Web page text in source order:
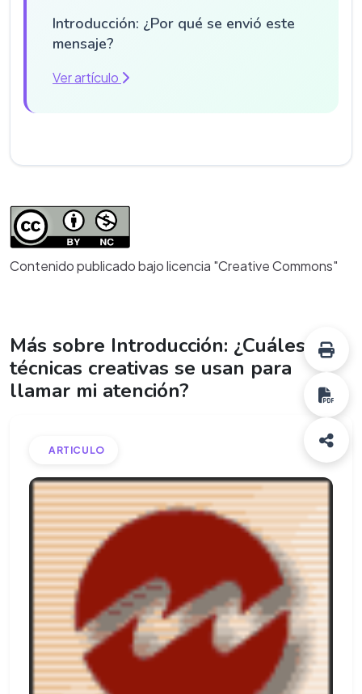
Introducción: ¿Por qué se envió este
mensaje?
Ver artículo
Contenido publicado bajo licencia "Creative Commons"
Más sobre Introducción: ¿Cuáles
técnicas creativas se usan para
llamar mi atención?
ARTICULO